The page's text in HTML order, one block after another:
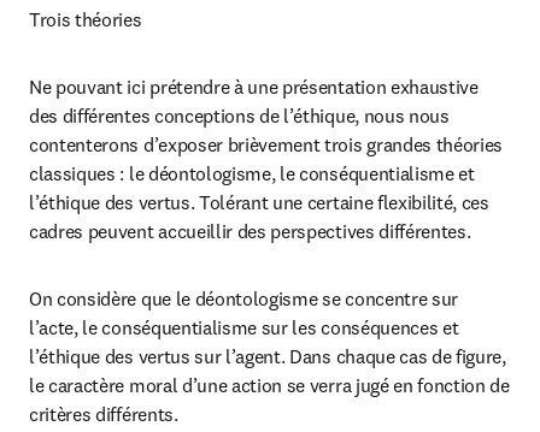
Trois théories
Ne pouvant ici prétendre à une présentation exhaustive
des différentes conceptions de l’éthique, nous nous
contenterons d’exposer brièvement trois grandes théories
classiques : le déontologisme, le conséquentialisme et
l’éthique des vertus. Tolérant une certaine flexibilité, ces
cadres peuvent accueillir des perspectives différentes.
On considère que le déontologisme se concentre sur
l’acte, le conséquentialisme sur les conséquences et
l’éthique des vertus sur l’agent. Dans chaque cas de figure,
le caractère moral d’une action se verra jugé en fonction de
critères différents.